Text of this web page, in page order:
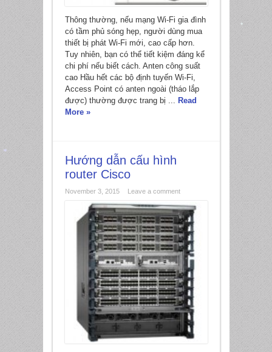
Thông thường, nếu mạng Wi-Fi gia đình
có tầm phủ sóng hẹp, người dùng mua
thiết bị phát Wi-Fi mới, cao cấp hơn.
Tuy nhiên, bạn có thể tiết kiệm đáng kể
chi phí nếu biết cách. Anten công suất
cao Hầu hết các bộ định tuyến Wi-Fi,
Access Point có anten ngoài (tháo lắp
được) thường được trang bị ... Read
More »
Hướng dẫn cấu hình
router Cisco
November 3, 2015 Leave a comment
*
*